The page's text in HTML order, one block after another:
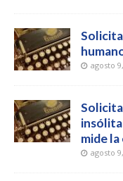
agosto
insólita
mide
agosto